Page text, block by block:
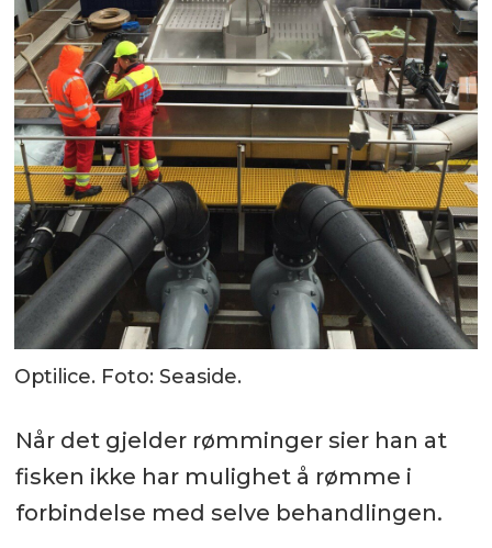
Optilice. Foto: Seaside.
Når det gjelder rømminger sier han at
fisken ikke har mulighet å rømme i
forbindelse med selve behandlingen.